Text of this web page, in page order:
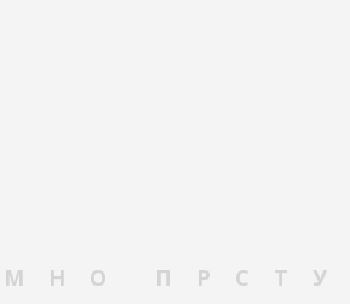
М Н О П Р С Т У